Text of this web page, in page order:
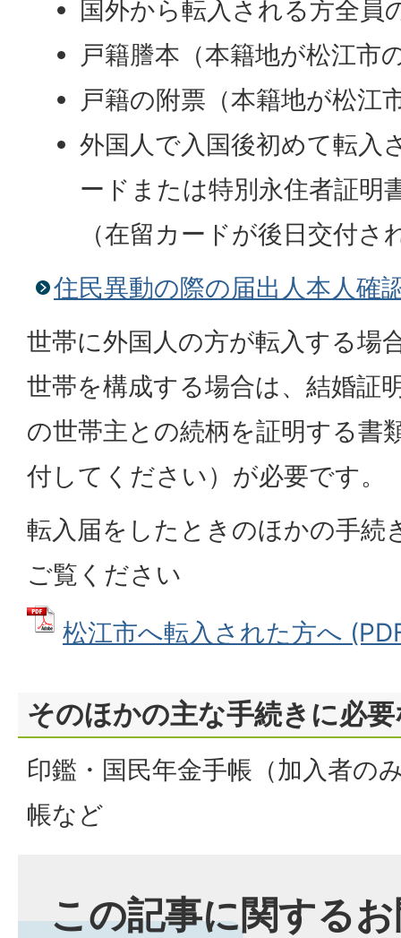
国外から転入される方全員
戸籍謄本（本籍地が松江市
戸籍の附票（本籍地が松江
外国人で入国後初めて転入
ードまたは特別永住者証明
（在留カードが後日交付
住民異動の際の届出人本人確
世帯に外国人の方が転入する場
世帯を構成する場合は、結婚証
の世帯主との続柄を証明する書
付してください）が必要です。
転入届をしたときのほかの手続
ご覧ください
松江市へ転入された方へ
そのほかの主な手続きに必
印鑑・国民年金手帳（加入者の
帳など
この記事に関する